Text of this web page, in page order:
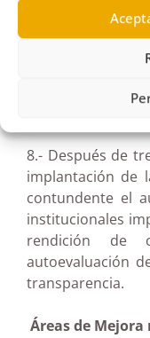
7.- A pesar de
instituciones a
reducir esta
gestión y
información ante
8.- Después de
implantación de
contundente el
institucionales
rendición de
autoevaluación
transparencia.
Áreas de